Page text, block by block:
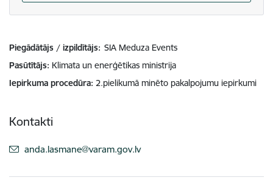
Piegādātājs / izpildītājs: SIA Meduza Events
Pasūtītājs Klimata un enerģētikas ministrija
Iepirkuma procedūra 2.pielikumā minēto pakalpojumu iepirkumi
Kontakti
E-pasts:
anda.lasmane@varam.gov.lv